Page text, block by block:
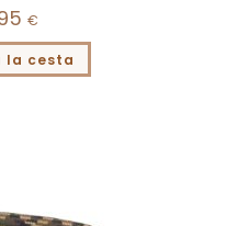
€
la cesta